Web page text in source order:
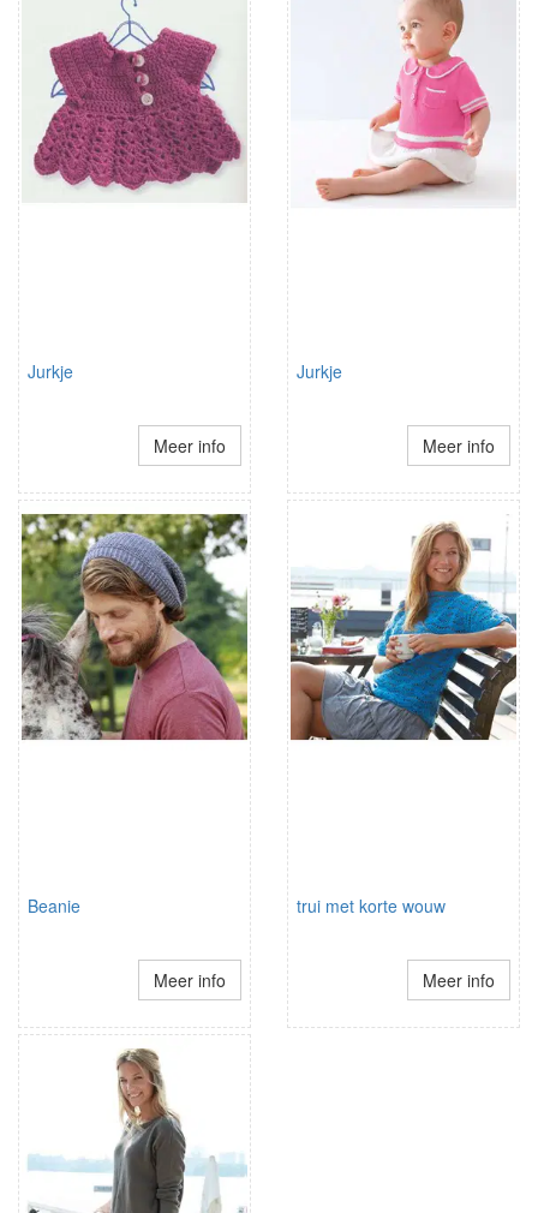
Jurkje
Meer info
Jurkje
Meer info
Beanie
Meer info
trui met korte wouw
Meer info